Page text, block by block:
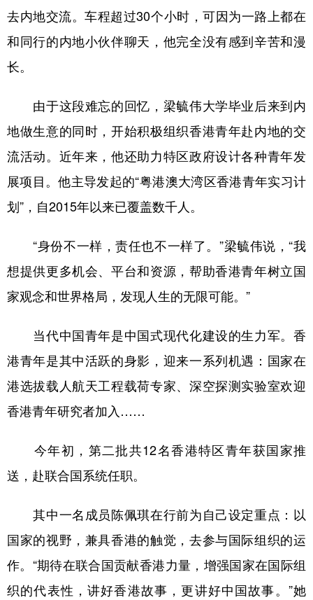
去内地交流。车程超过30个小时，可因为一路上都在
和同行的内地小伙伴聊天，他完全没有感到辛苦和漫
长。
由于这段难忘的回忆，梁毓伟大学毕业后来到内
地做生意的同时，开始积极组织香港青年赴内地的交
流活动。近年来，他还助力特区政府设计各种青年发
展项目。他主导发起的“粤港澳大湾区香港青年实习计
划”，自2015年以来已覆盖数千人。
“身份不一样，责任也不一样了。”梁毓伟说，“我
想提供更多机会、平台和资源，帮助香港青年树立国
家观念和世界格局，发现人生的无限可能。”
当代中国青年是中国式现代化建设的生力军。香
港青年是其中活跃的身影，迎来一系列机遇：国家在
港选拔载人航天工程载荷专家、深空探测实验室欢迎
香港青年研究者加入……
今年初，第二批共12名香港特区青年获国家推
送，赴联合国系统任职。
其中一名成员陈佩琪在行前为自己设定重点：以
国家的视野，兼具香港的触觉，去参与国际组织的运
作。“期待在联合国贡献香港力量，增强国家在国际组
织的代表性，讲好香港故事，更讲好中国故事。”她